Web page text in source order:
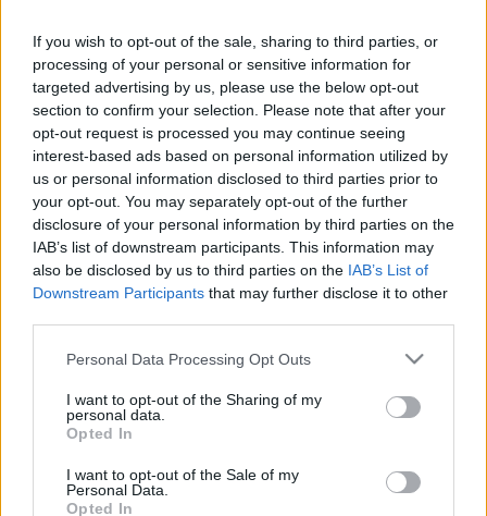
If you wish to opt-out of the sale, sharing to third parties, or
processing of your personal or sensitive information for
targeted advertising by us, please use the below opt-out
section to confirm your selection. Please note that after your
opt-out request is processed you may continue seeing
interest-based ads based on personal information utilized by
us or personal information disclosed to third parties prior to
your opt-out. You may separately opt-out of the further
disclosure of your personal information by third parties on the
IAB’s list of downstream participants. This information may
also be disclosed by us to third parties on the IAB’s List of
Downstream Participants that may further disclose it to other
Please note that this website/app uses one or more Google
not limited to your visit or usage behaviour. You may click to
grant or deny consent to Google and its third-party tags to
use your data for below specified purposes in below Google
consent section.
Personal Data Processing Opt Outs
I want to opt-out of the Sharing of my
personal data.
Opted In
I want to opt-out of the Sale of my
Personal Data.
Opted In
jelet a fülcimpájukon, pedig a szív
egészségéről árulkodhat